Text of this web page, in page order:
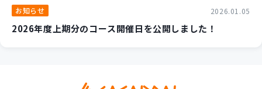
お知らせ 2026.01.05
2026年度上期分のコース開催日を公開しました！